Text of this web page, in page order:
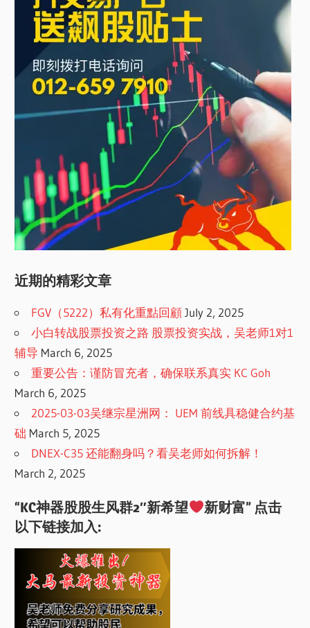
近期的精彩文章
FGV（5222）私有化重點回顧 July 2, 2025
小白转战股票投资之路 股票投资实战，吴老师1对1
辅导 March 6, 2025
重要公告：谨防冒充者，确保联系真实 KC Goh
March 6, 2025
2025-03-03吴继宗星洲网： UEM 前线具稳健合约基
础 March 5, 2025
DNEX-C35 还能翻身吗？看吴老师如何拆解！
March 2, 2025
“KC神器股股生风群2″新希望
新财富” 点击
以下链接加入: